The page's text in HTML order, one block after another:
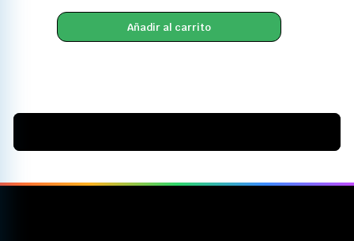
Añadir al carrito